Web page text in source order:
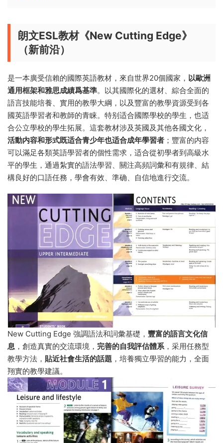
朗文ESL教材《New Cutting Edge》
（新前沿）
是一本廣受信賴的國際英語教材，來自世界20個國家， 以歐洲
通用框架和雅思成績爲基準。以其國際化的選材、綜合全面的
語言技能培養、實用的教學大綱，以及豐富的教學資源受到各
國英語學習者和教師的青睐。特别适合國際學校的學生，也适
合公立學校的學生拓展。這套教材涉及英國及其他各國文化，
活動内容和形式既适合青少年也适合成年學習者 ；豐富的内容
可以滿足各類英語學習者的個性需求，适合從初學者到高級水
平的學生，通過紮實的語法學習、關注高頻詞彙和有規律、結
構良好的口語任務，學會有效、準确、自信地進行交流。
New Cutting Edge 強調語法和詞彙基礎， 豐富的語言文化信
息 ，創造真實的交流環境， 完善的自我評估體系，采用任務型
教學方法， 貼近社會生活的話題 ，培養獨立學習的能力，全面
翔實的教學建議。